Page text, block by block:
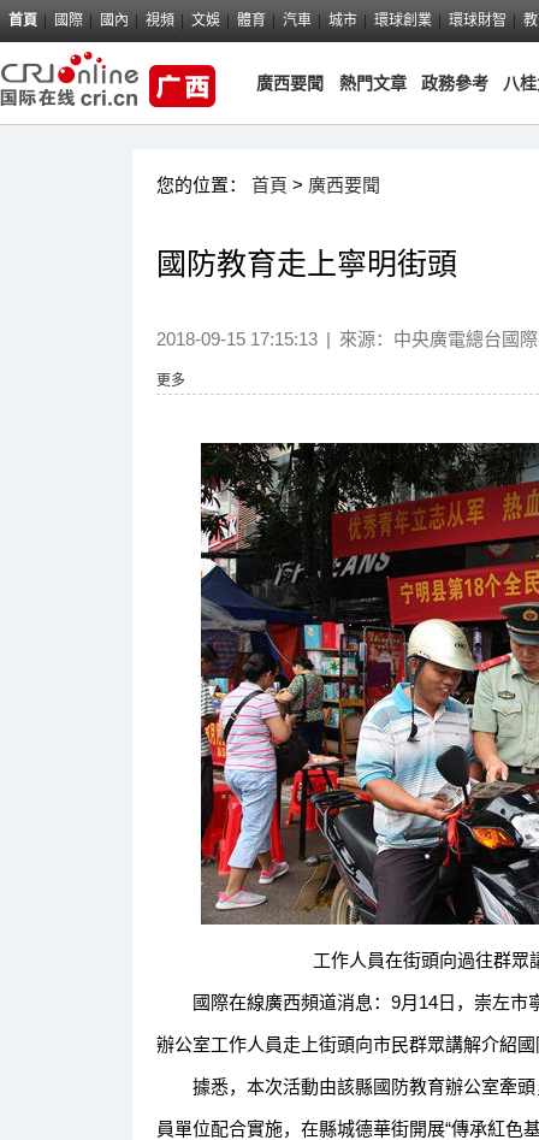
首頁 國際 國內 視頻 文娛 體育 汽車 城市 環球創業 環球財智
廣西要聞 熱門文章 政務參考 八
您的位置： 首頁 > 廣西要聞
國防教育走上寧明街頭
2018-09-15 17:15:13 | 來源： 中央廣電總台國
更多
工作人員在街頭向過往群眾
國際在線廣西頻道消息：9月14日，崇左市
辦公室工作人員走上街頭向市民群眾講解介紹
據悉，本次活動由該縣國防教育辦公室牽頭
員單位配合實施，在縣城德華街開展“傳承紅色